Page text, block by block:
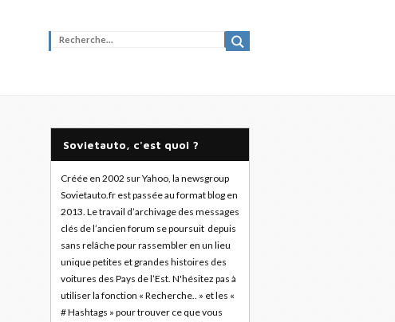
Sovietauto, c'est quoi ?
Créée en 2002 sur Yahoo, la newsgroup
Sovietauto.fr est passée au format blog en
2013. Le travail d’archivage des messages
clés de l’ancien forum se poursuit depuis
sans relâche pour rassembler en un lieu
unique petites et grandes histoires des
voitures des Pays de l’Est. N'hésitez pas à
utiliser la fonction « Recherche.. » et les «
# Hashtags » pour trouver ce que vous